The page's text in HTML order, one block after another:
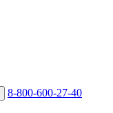
8-800-600-27-40